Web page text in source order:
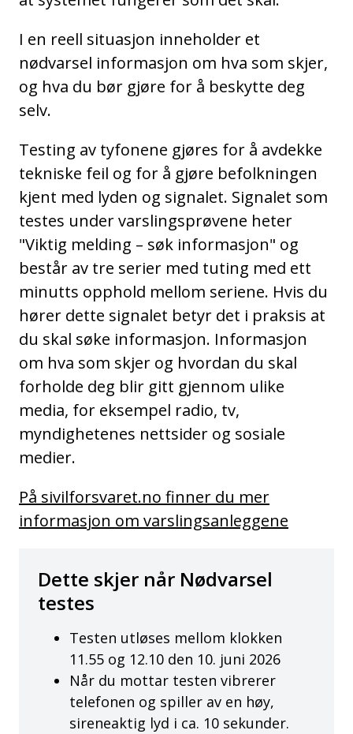
I en reell situasjon inneholder et
nødvarsel informasjon om hva som skjer,
og hva du bør gjøre for å beskytte deg
selv.
Testing av tyfonene gjøres for å avdekke
tekniske feil og for å gjøre befolkningen
kjent med lyden og signalet. Signalet som
testes under varslingsprøvene heter
"Viktig melding – søk informasjon" og
består av tre serier med tuting med ett
minutts opphold mellom seriene. Hvis du
hører dette signalet betyr det i praksis at
du skal søke informasjon. Informasjon
om hva som skjer og hvordan du skal
forholde deg blir gitt gjennom ulike
media, for eksempel radio, tv,
myndighetenes nettsider og sosiale
medier.
På sivilforsvaret.no finner du mer
informasjon om varslingsanleggene
Dette skjer når Nødvarsel
testes
Testen utløses mellom klokken
11.55 og 12.10 den 10. juni 2026
Når du mottar testen vibrerer
telefonen og spiller av en høy,
sireneaktig lyd i ca. 10 sekunder.